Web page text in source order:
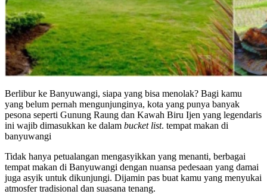
Berlibur ke Banyuwangi, siapa yang bisa menolak? Bagi kamu
yang belum pernah mengunjunginya, kota yang punya banyak
pesona seperti Gunung Raung dan Kawah Biru Ijen yang legendaris
ini wajib dimasukkan ke dalam bucket list. tempat makan di
banyuwangi
Tidak hanya petualangan mengasyikkan yang menanti, berbagai
tempat makan di Banyuwangi dengan nuansa pedesaan yang damai
juga asyik untuk dikunjungi. Dijamin pas buat kamu yang menyukai
atmosfer tradisional dan suasana tenang.